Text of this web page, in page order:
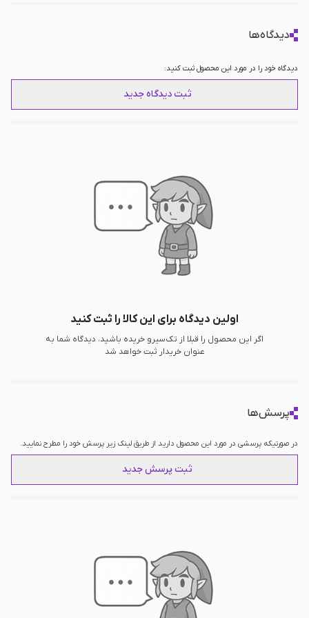
دیدگاه‌ها
دیدگاه خود را در مورد این محصول ثبت کنید:
ثبت دیدگاه جدید
اولین دیدگاه برای این کالا را ثبت کنید
اگر این محصول را قبلا از تک‌سیرو خریده باشید، دیدگاه شما به
عنوان خریدار ثبت خواهد شد
پرسش‌ها
در صورتیکه پرسشی در مورد این محصول دارید از طریق لینک زیر پرسش خود را مطرح نمایید.
ثبت پرسش جدید